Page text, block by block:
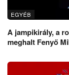
EGYÉB
A jampikirály, a
meghalt Fenyő